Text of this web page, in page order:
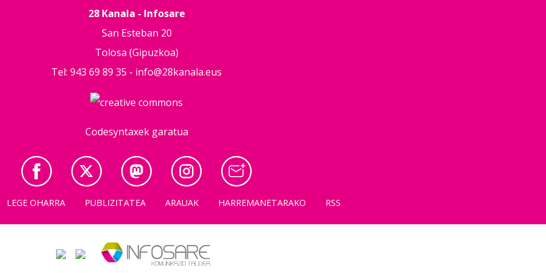
28 Kanala - Infosare
San Esteban 20
Tolosa (Gipuzkoa)
Tel: 943 69 89 35 - info@28kanala.eus
Codesyntaxek garatua
LEGE OHARRA PUBLIZITATEA ARAUAK HARREMANETARAKO RSS